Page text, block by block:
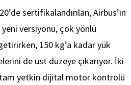
sertifikalandırılan, Airbus’ın
versiyonu, çok yönlü
150 kg’a kadar yük
de üst düzeye çıkarıyor. İki
yetkin dijital motor kontrolü